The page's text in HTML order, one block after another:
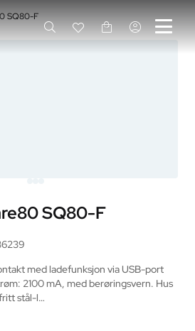
SQ80-F
SQ80-F
med ladefunksjon via USB-port
2100 mA, med berøringsvern. Hus
stål-l…